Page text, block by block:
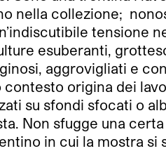
nella collezione;
tensione
esuberanti,
aggrovigliati e
origina dei
su sfondi sfocati o
Non sfugge una
in cui la mostra si